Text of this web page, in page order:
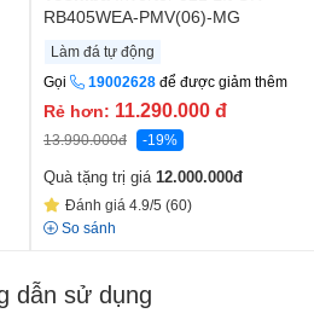
RB405WEA-PMV(06)-MG
Làm đá tự động
Gọi
19002628 để được giảm thêm
Rẻ hơn: 11.290.000 đ
13.990.000đ -19%
Quà tặng trị giá 12.000.000đ
Đánh giá 4.9/5 (60)
So sánh
dẫn sử dụng